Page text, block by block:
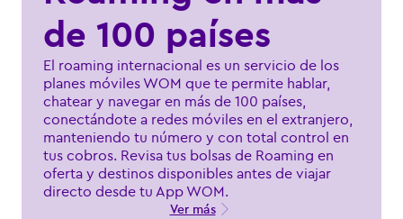
de 100 países
El roaming internacional es un servicio de los
planes móviles WOM que te permite hablar,
chatear y navegar en más de 100 países,
conectándote a redes móviles en el extranjero,
manteniendo tu número y con total control en
tus cobros. Revisa tus bolsas de Roaming en
oferta y destinos disponibles antes de viajar
directo desde tu App WOM.
Ver más